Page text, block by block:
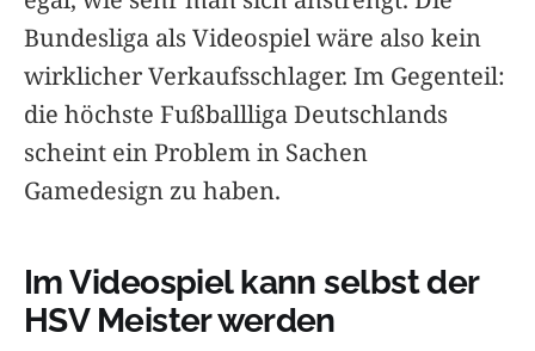
Bundesliga als Videospiel wäre also kein
wirklicher Verkaufsschlager. Im Gegenteil:
die höchste Fußballliga Deutschlands
scheint ein Problem in Sachen
Gamedesign zu haben.
Im Videospiel kann selbst der
HSV Meister werden